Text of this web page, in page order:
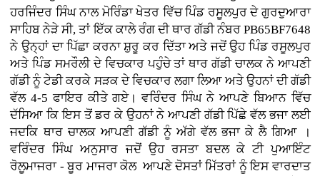
ਹਰਜਿੰਦਰ ਸਿੰਘ ਨਾਲ ਮੋਰਿੰਡਾ ਖੇਤਰ ਵਿੱਚ ਪਿੰਡ ਰਸੂਲਪੁਰ ਦੇ ਗੁਰਦੁਆਰਾ
ਸਾਹਿਬ ਨੇੜੇ ਸੀ, ਤਾਂ ਇੱਕ ਕਾਲੇ ਰੰਗ ਦੀ ਥਾਰ ਗੱਡੀ ਨੰਬਰ PB65BF7648
ਨੇ ਉਨ੍ਹਾਂ ਦਾ ਪਿੱਛਾ ਕਰਨਾ ਸ਼ੁਰੂ ਕਰ ਦਿੱਤਾ ਅਤੇ ਜਦੋਂ ਉਹ ਪਿੰਡ ਰਸੂਲਪੁਰ
ਅਤੇ ਪਿੰਡ ਸਮਰੌਲੀ ਦੇ ਵਿਚਕਾਰ ਪਹੁੰਚੇ ਤਾਂ ਥਾਰ ਗੱਡੀ ਚਾਲਕ ਨੇ ਆਪਣੀ
ਗੱਡੀ ਨੂੰ ਟੇਡੀ ਕਰਕੇ ਸੜਕ ਦੇ ਵਿਚਕਾਰ ਲਗਾ ਲਿਆ ਅਤੇ ਉਹਨਾਂ ਦੀ ਗੱਡੀ
ਵੱਲ 4-5 ਫਾਇਰ ਕੀਤੇ ਗਏ। ਵਰਿੰਦਰ ਸਿੰਘ ਨੇ ਆਪਣੇ ਬਿਆਨ ਵਿੱਚ
ਦੱਸਿਆ ਕਿ ਇਸ ਤੋਂ ਡਰ ਕੇ ਉਹਨਾਂ ਨੇ ਆਪਣੀ ਗੱਡੀ ਪਿੱਛੇ ਵੱਲ ਭਜਾ ਲਈ
ਜਦਕਿ ਥਾਰ ਚਾਲਕ ਆਪਣੀ ਗੱਡੀ ਨੂੰ ਅੱਗੇ ਵੱਲ ਭਜਾ ਕੇ ਲੈ ਗਿਆ ।
ਵਰਿੰਦਰ ਸਿੰਘ ਅਨੁਸਾਰ ਜਦੋਂ ਉਹ ਰਸਤਾ ਬਦਲ ਕੇ ਟੀ ਪੁਆਇੰਟ
ਰੋਲੂਮਾਜਰਾ - ਬੂਰ ਮਾਜਰਾ ਕੋਲ ਆਪਣੇ ਦੋਸਤਾਂ ਮਿੱਤਰਾਂ ਨੂੰ ਇਸ ਵਾਰਦਾਤ